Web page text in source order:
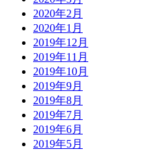
2020年2月
2020年1月
2019年12月
2019年11月
2019年10月
2019年9月
2019年8月
2019年7月
2019年6月
2019年5月